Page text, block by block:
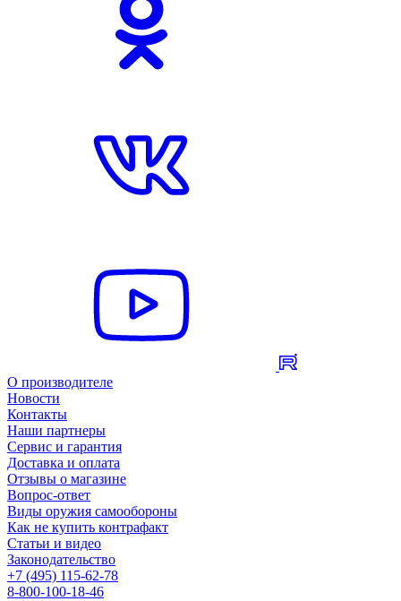
О производителе
Новости
Контакты
Наши партнеры
Сервис и гарантия
Доставка и оплата
Отзывы о магазине
Вопрос-ответ
Виды оружия самообороны
Как не купить контрафакт
Статьи и видео
Законодательство
+7 (495) 115-62-78
8-800-100-18-46